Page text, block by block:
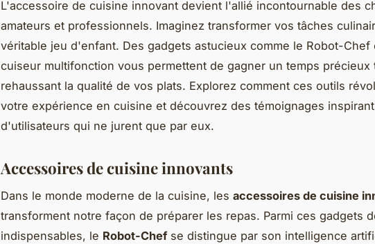
L'accessoire de cuisine innovant devient l'allié incontournable des
amateurs et professionnels. Imaginez transformer vos tâches
véritable jeu d'enfant. Des gadgets astucieux comme le Robot-Chef
cuiseur multifonction vous permettent de gagner un temps précieux
rehaussant la qualité de vos plats. Explorez comment ces outils
votre expérience en cuisine et découvrez des témoignages
d'utilisateurs qui ne jurent que par eux.
Accessoires de cuisine innovants
Dans le monde moderne de la cuisine, les accessoires de cuisine
transforment notre façon de préparer les repas. Parmi ces gadgets
indispensables, le Robot-Chefse distingue par son intelligence